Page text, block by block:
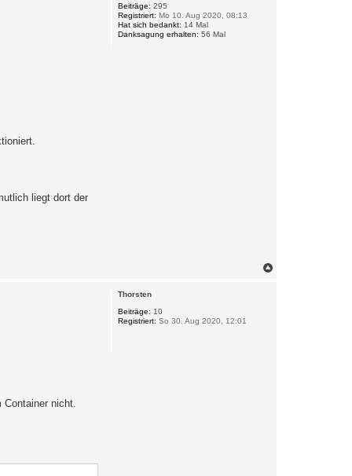
Beiträge: 295
Registriert: Mo 10. Aug 2020, 08:13
Hat sich bedankt: 14 Mal
Danksagung erhalten: 56 Mal
liegt dort der
Thorsten
Beiträge: 10
Registriert: So 30. Aug 2020, 12:01
Container nicht.